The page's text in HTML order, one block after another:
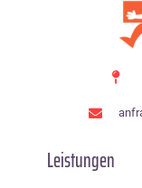
Leistungen